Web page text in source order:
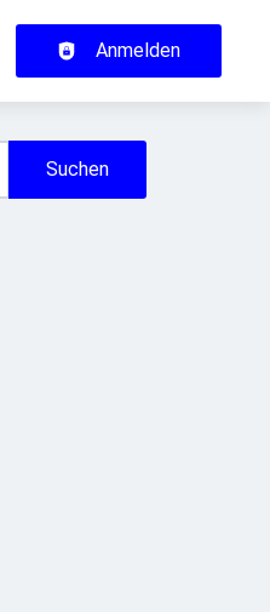
Anmelden
Suchen